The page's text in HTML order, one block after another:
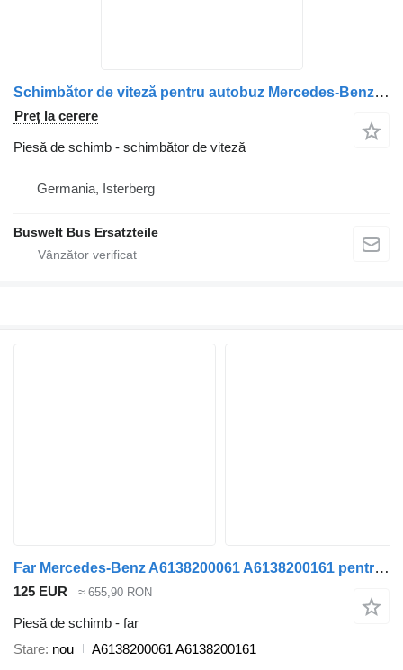
Schimbător de viteză pentru autobuz Mercedes-Benz Citaro 1, Citaro 2, Conecto, Integro, Intouro, O350, Tourismo, Travego
Preț la cerere
Piesă de schimb - schimbător de viteză
Germania, Isterberg
Buswelt Bus Ersatzteile
Far Mercedes-Benz A6138200061 A6138200161 pentru autobuz Mercedes-Benz Tourismo O350
125 EUR ≈ 655,90 RON
Piesă de schimb - far
Stare nou
A6138200061 A6138200161